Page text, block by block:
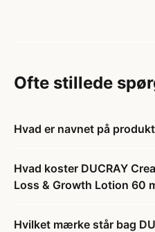
Ofte stillede
Hvad er navnet på
Hvad koster DUCRAY
Loss & Growth Lotion 60
Hvilket mærke står bag